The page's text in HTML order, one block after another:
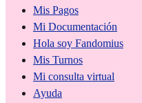
Mis Pagos
Mi Documentación
Hola soy Fandomius
Mis Turnos
Mi consulta virtual
Ayuda